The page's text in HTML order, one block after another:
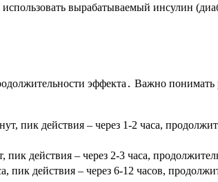
вырабатываемый инсулин
эффекта․ Важно
пик действия – через 1-2 часа,
действия – через 2-3 часа,
действия – через 6-12 часов,